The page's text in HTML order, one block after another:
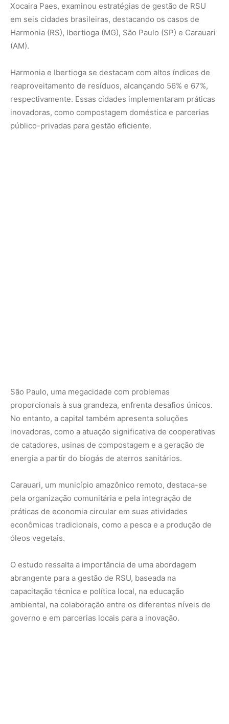
Xocaira Paes, examinou estratégias de gestão de RSU
em seis cidades brasileiras, destacando os casos de
Harmonia (RS), Ibertioga (MG), São Paulo (SP) e Carauari
(AM).
Harmonia e Ibertioga se destacam com altos índices de
reaproveitamento de resíduos, alcançando 56% e 67%,
respectivamente. Essas cidades implementaram práticas
inovadoras, como compostagem doméstica e parcerias
público-privadas para gestão eficiente.
São Paulo, uma megacidade com problemas
proporcionais à sua grandeza, enfrenta desafios únicos.
No entanto, a capital também apresenta soluções
inovadoras, como a atuação significativa de cooperativas
de catadores, usinas de compostagem e a geração de
energia a partir do biogás de aterros sanitários.
Carauari, um município amazônico remoto, destaca-se
pela organização comunitária e pela integração de
práticas de economia circular em suas atividades
econômicas tradicionais, como a pesca e a produção de
óleos vegetais.
O estudo ressalta a importância de uma abordagem
abrangente para a gestão de RSU, baseada na
capacitação técnica e política local, na educação
ambiental, na colaboração entre os diferentes níveis de
governo e em parcerias locais para a inovação.